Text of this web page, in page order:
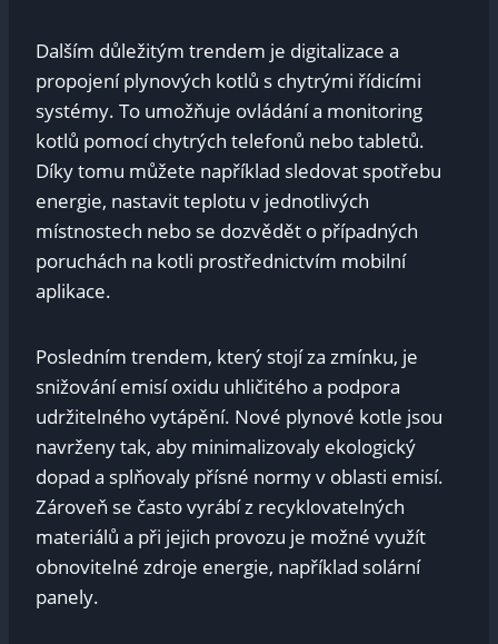
Dalším ⁤důležitým ⁢trendem ‌je digitalizace‌ a
propojení plynových‌ kotlů s ⁢chytrými řídicími
systémy. To⁤ umožňuje ⁣ovládání a monitoring
kotlů pomocí chytrých telefonů nebo ⁣tabletů.
Díky tomu můžete⁣ například sledovat spotřebu​
energie, ⁣nastavit teplotu v jednotlivých
místnostech ‍nebo se dozvědět o případných
‌poruchách na kotli⁢ prostřednictvím mobilní
aplikace.
Posledním trendem,‌ který stojí za ‍zmínku, je
snižování ‍emisí oxidu uhličitého a podpora⁤
udržitelného vytápění. Nové plynové kotle jsou⁢
navrženy ⁤tak, aby minimalizovaly ‍ekologický
dopad ‍a ⁤splňovaly přísné normy v oblasti emisí.
Zároveň se ⁢často⁢ vyrábí z⁣ recyklovatelných
materiálů a při jejich ⁤provozu​ je možné využít
obnovitelné ‍zdroje energie, například solární
panely.